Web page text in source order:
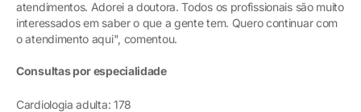
atendimentos. Adorei a doutora. Todos os profissionais são muito
interessados em saber o que a gente tem. Quero continuar com
o atendimento aqui", comentou.
Consultas por especialidade
Cardiologia adulta: 178